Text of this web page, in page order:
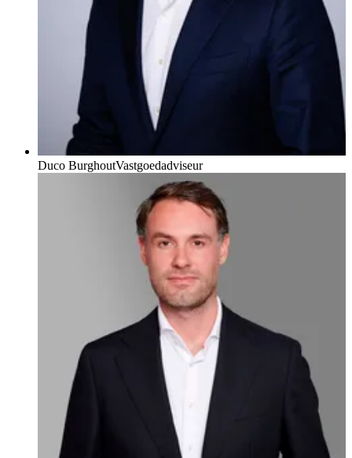
Duco BurghoutVastgoedadviseur